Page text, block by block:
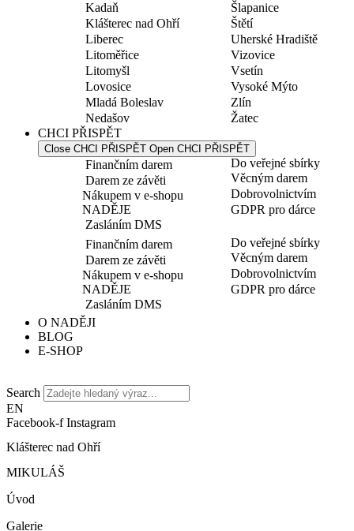
Kadaň
Klášterec nad Ohří
Liberec
Litoměřice
Litomyšl
Lovosice
Mladá Boleslav
Nedašov
Šlapanice
Štětí
Uherské Hradiště
Vizovice
Vsetín
Vysoké Mýto
Zlín
Žatec
CHCI PŘISPĚT
Close CHCI PŘISPĚT Open CHCI PŘISPĚT
Finančním darem
Darem ze závěti
Nákupem v e-shopu
NADĚJE
Zasláním DMS
Do veřejné sbírky
Věcným darem
Dobrovolnictvím
GDPR pro dárce
Finančním darem
Darem ze závěti
Nákupem v e-shopu
NADĚJE
Zasláním DMS
Do veřejné sbírky
Věcným darem
Dobrovolnictvím
GDPR pro dárce
O NADĚJI
BLOG
E-SHOP
Search
EN
Facebook-f Instagram
Klášterec nad Ohří
MIKULÁŠ
Úvod
Galerie